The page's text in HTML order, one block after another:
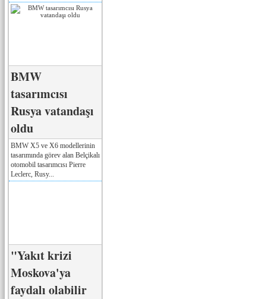
BMW
tasarımcısı
Rusya vatandaşı
oldu
BMW X5 ve X6 modellerinin
tasarımında görev alan Belçikalı
otomobil tasarımcısı Pierre
Leclerc, Rusy...
"Yakıt krizi
Moskova'ya
faydalı olabilir